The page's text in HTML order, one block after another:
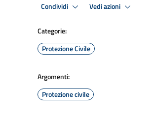
Condividi Vedi azioni
Categorie:
Protezione Civile
Argomenti:
Protezione civile